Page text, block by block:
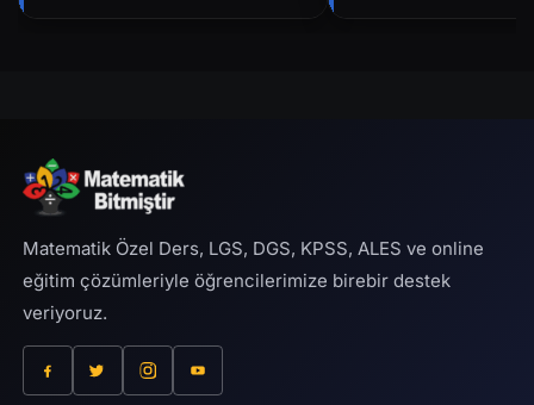
Matematik Özel Ders, LGS, DGS, KPSS, ALES ve online
eğitim çözümleriyle öğrencilerimize birebir destek
veriyoruz.